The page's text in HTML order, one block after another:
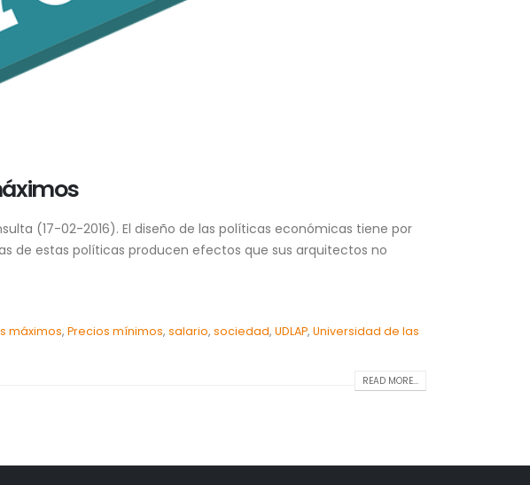
(17-02-2016). El diseño de las políticas económicas tiene por
de estas políticas producen efectos que sus arquitectos no
máximos, Precios mínimos, salario, sociedad, UDLAP, Universidad de las
READ MORE...